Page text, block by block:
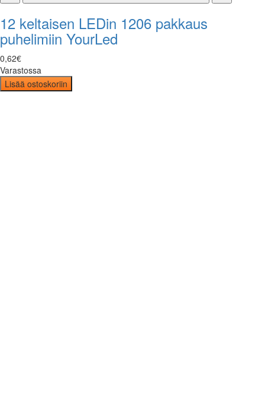
12 keltaisen LEDin 1206 pakkaus
puhelimiin YourLed
0,62€
Varastossa
Lisää ostoskoriin